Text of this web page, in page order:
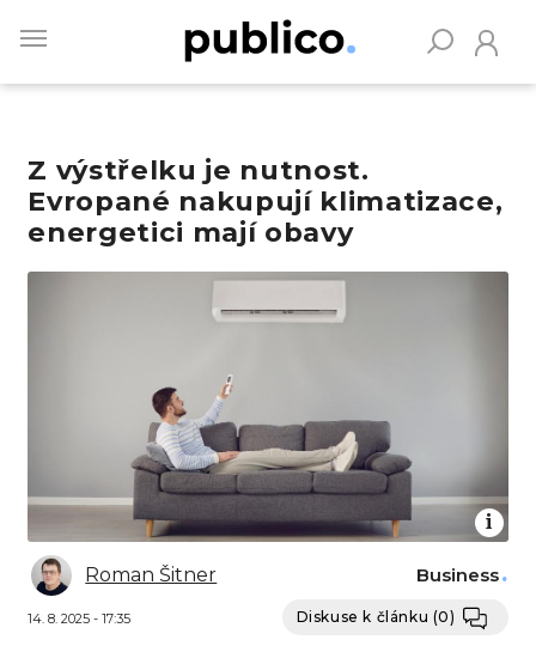
main
Z výstřelku je nutnost.
Evropané nakupují klimatizace,
energetici mají obavy
Obrázek
Roman Šitner
14. 8. 2025 - 17:35
Business
Diskuse k článku (0)
Vyhledávejte na Publiku